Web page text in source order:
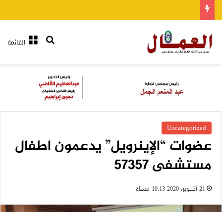
القائمةبحث عن
Uncategorized
عضوات “الإينرويل” يدعمون اطفال
مستشفى 57357
21 أكتوبر، 2020 10:13 مساءً